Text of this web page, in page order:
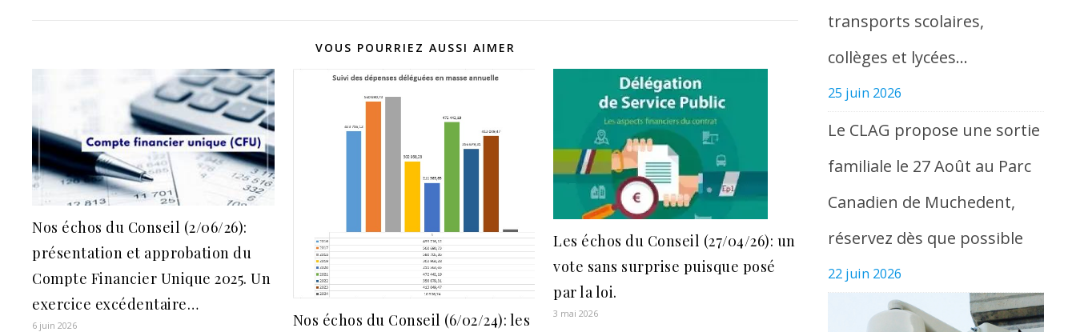
VOUS POURRIEZ AUSSI AIMER
Nos échos du Conseil (2/06/26):
présentation et approbation du
Compte Financier Unique 2025. Un
exercice excédentaire…
6 juin 2026
Nos échos du Conseil (6/02/24): les
Les échos du Conseil (27/04/26): un
vote sans surprise puisque posé
par la loi.
3 mai 2026
transports scolaires,
collèges et lycées…
25 juin 2026
Le CLAG propose une sortie
familiale le 27 Août au Parc
Canadien de Muchedent,
réservez dès que possible
22 juin 2026